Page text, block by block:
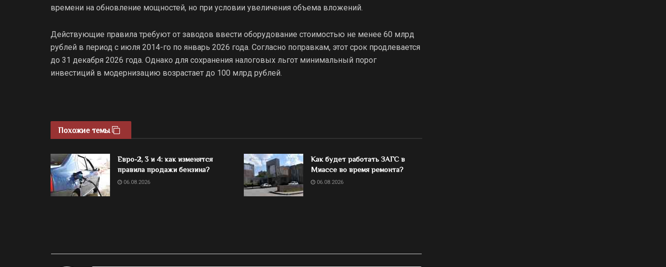
времени на обновление мощностей, но при условии увеличения объема вложений.
Действующие правила требуют от заводов ввести оборудование стоимостью не менее 60 млрд
рублей в период с июля 2014-го по январь 2026 года. Согласно поправкам, этот срок продлевается
до 31 декабря 2026 года. Однако для сохранения налоговых льгот минимальный порог
инвестиций в модернизацию возрастает до 100 млрд рублей.
Похожие темы
Евро-2, 3 и 4: как изменятся
правила продажи бензина?
06.08.2026
Как будет работать ЗАГС в
Миассе во время ремонта?
06.08.2026